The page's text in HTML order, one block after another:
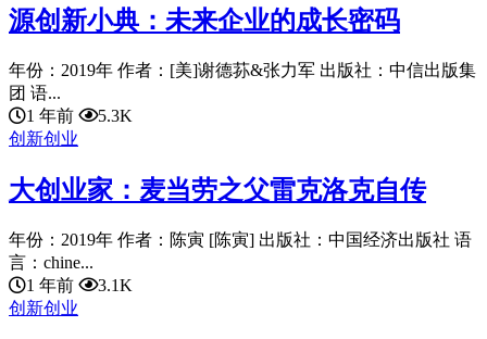
源创新小典：未来企业的成长密码
年份：2019年 作者：[美]谢德荪&张力军 出版社：中信出版集
团 语...
1 年前
5.3K
创新创业
大创业家：麦当劳之父雷克洛克自传
年份：2019年 作者：陈寅 [陈寅] 出版社：中国经济出版社 语
言：chine...
1 年前
3.1K
创新创业